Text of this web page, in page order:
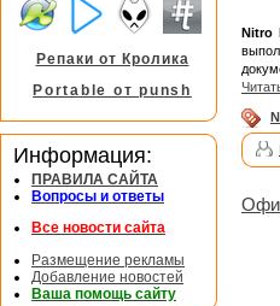
Nitro
Репаки от Кролика
Portable от punsh
Информация:
ПРАВИЛА САЙТА
Вопросы и ответы
Все новости сайта
Размещение рекламы
Добавление новостей
Ваша помощь сайту